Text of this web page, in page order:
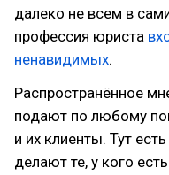
далеко не всем в
профессия юриста
ненавидимых.
Распространённое
подают по любому
и их клиенты. Тут
делают те, у кого